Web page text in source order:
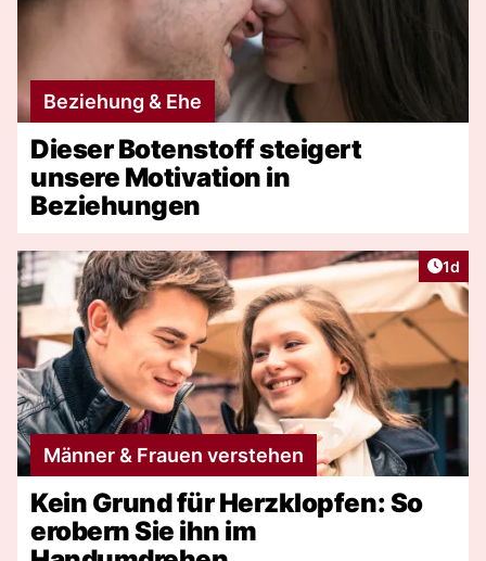
Beziehung & Ehe
Dieser Botenstoff steigert
unsere Motivation in
Beziehungen
1d
Männer & Frauen verstehen
Kein Grund für Herzklopfen: So
erobern Sie ihn im